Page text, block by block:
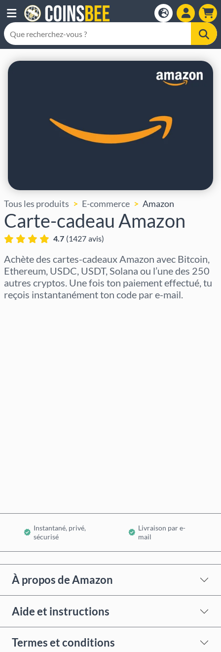
Tous les produits E-commerce Amazon
Carte-cadeau Amazon
4.7 (1427 avis)
Achète des cartes-cadeaux Amazon avec Bitcoin,
Ethereum, USDC, USDT, Solana ou l’une des 250
autres cryptos. Une fois ton paiement effectué, tu
reçois instantanément ton code par e-mail.
Instantané, privé,
sécurisé
Livraison par e-
mail
À propos de Amazon
Aide et instructions
Termes et conditions